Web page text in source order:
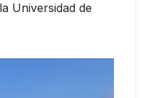
Universidad de